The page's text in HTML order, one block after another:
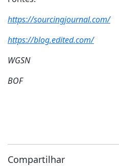
https://sourcingjournal.com/
https://blog.edited.com/
WGSN
BOF
Compartilhar